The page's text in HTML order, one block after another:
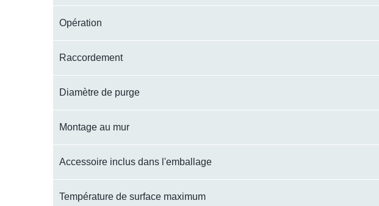
Opération
Raccordement
Diamètre de purge
Montage au mur
Accessoire inclus dans l'emballage
Température de surface maximum